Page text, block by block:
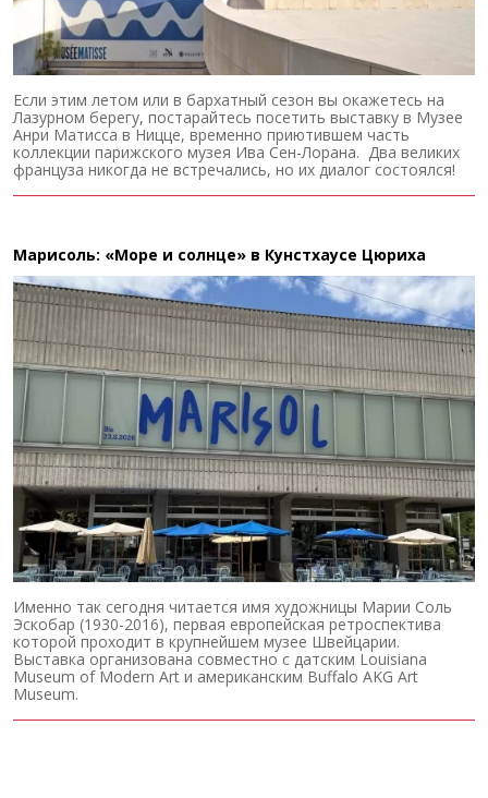
Если этим летом или в бархатный сезон вы окажетесь на
Лазурном берегу, постарайтесь посетить выставку в Музее
Анри Матисса в Ницце, временно приютившем часть
коллекции парижского музея Ива Сен-Лорана. Два великих
француза никогда не встречались, но их диалог состоялся!
Марисоль: «Море и солнце» в Кунстхаусе Цюриха
Именно так сегодня читается имя художницы Марии Соль
Эскобар (1930-2016), первая европейская ретроспектива
которой проходит в крупнейшем музее Швейцарии.
Выставка организована совместно с датским Louisiana
Museum of Modern Art и американским Buffalo AKG Art
Museum.